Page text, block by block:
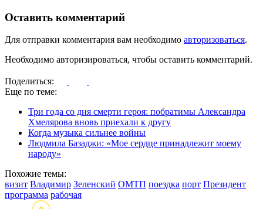
Оставить комментарий
Для отправки комментария вам необходимо авторизоваться.
Необходимо авторизироваться, чтобы оставить комментарий.
Поделиться:
Еще по теме:
Три года со дня смерти героя: побратимы Александра
Хмелярова вновь приехали к другу
Когда музыка сильнее войны
Людмила Базаджи: «Мое сердце принадлежит моему
народу»
Похожие темы:
визит Владимир Зеленский ОМТП поездка порт Президент
программа рабочая